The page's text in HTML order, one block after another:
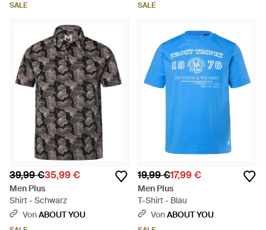
SALE SALE
39,99 €35,99 €
Men Plus
Shirt - Schwarz
VonABOUT YOU
19,99 €17,99 €
Men Plus
T-Shirt - Blau
VonABOUT YOU